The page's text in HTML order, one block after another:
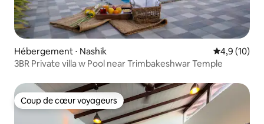
Hébergement ⋅ Nashik Évaluation
4,9 (10)
3BR Private villa w Pool near Trimbakeshwar Temple
Coup de cœur voyageurs
Coup de cœur voyageurs